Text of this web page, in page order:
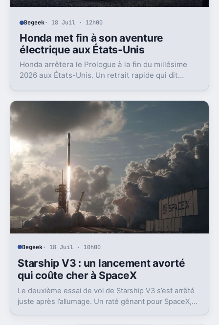
Begeek· 18 Juil · 12h00
Honda met fin à son aventure
électrique aux États-Unis
Honda arrêtera le Prologue à la fin du millésime
2026 aux États-Unis. Un retrait rapide qui dit
Begeek· 18 Juil · 10h00
Starship V3 : un lancement avorté
qui coûte cher à SpaceX
Le deuxième essai de vol de Starship V3 s’est arrêté
juste après l’allumage. Un raté gênant pour SpaceX,